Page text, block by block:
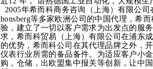
2005年希而科商务咨询（上海）有限公
honsberg等多家欧洲公司的中国代理，希
验，建立了一切以客户需求为出发点的服
求，希而科贸易（上海）有限公司在浦东
的优势，希而科公司在其代理品牌之外，
仪表行业所需的备品备件。为适应客户小
购，仓储，出欧盟集中报关等创新，让中